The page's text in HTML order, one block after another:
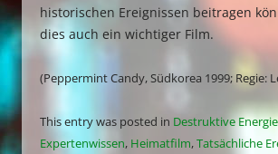
historischen Ereignissen beitragen
dies auch ein wichtiger Film.
(Peppermint Candy, Südkorea 1999; Regie:
This entry was posted in Destruktive Energie
Expertenwissen, Heimatfilm,Tatsächliche